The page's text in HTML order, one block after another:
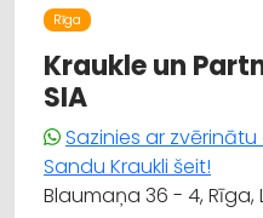
AUTO ĶĪMIJA, AUTO KRĀSAS
LABIEKĀRTOŠANA,
DĀRZA TEHNIKA UN
LAUKSAIMNIECĪBAS TEHNIKAS
LABOŠANA, REMONTS
Rīga
Kraukle un
SIA
Sazinies ar
Sandu Kraukli šeit!
Blaumaņa 36 - 4, Rīga,